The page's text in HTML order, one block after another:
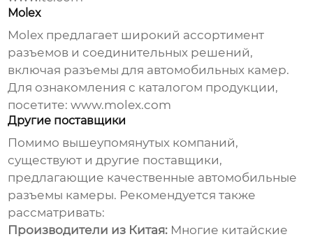
Molex
Molex предлагает широкий ассортимент
разъемов и соединительных решений,
включая разъемы для автомобильных камер.
Для ознакомления с каталогом продукции,
посетите:www.molex.com
Другие поставщики
Помимо вышеупомянутых компаний,
существуют и другие поставщики,
предлагающие качественные автомобильные
разъемы камеры. Рекомендуется также
рассматривать:
Производители из Китая: Многие китайские